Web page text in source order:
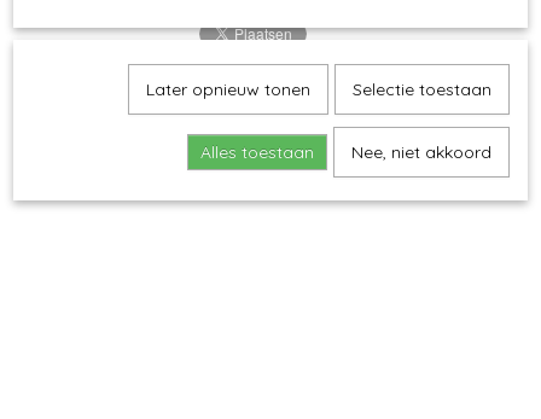
Ook interessantLater opnieuw tonen Selectie toestaan
Alles toestaan Nee, niet akkoord